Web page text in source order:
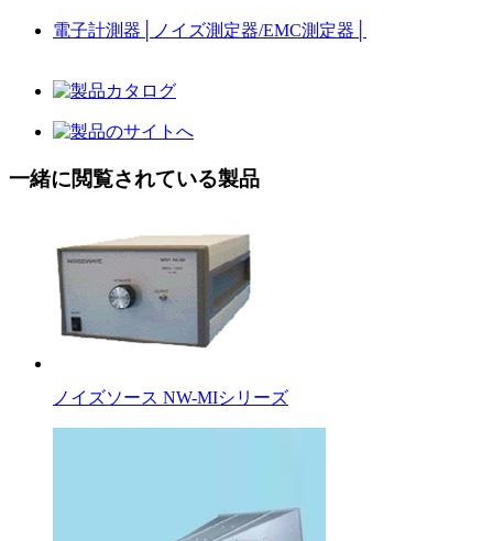
電子計測器 ノイズ測定器/EMC測定器
一緒に閲覧されている製品
ノイズソース NW-MIシリーズ